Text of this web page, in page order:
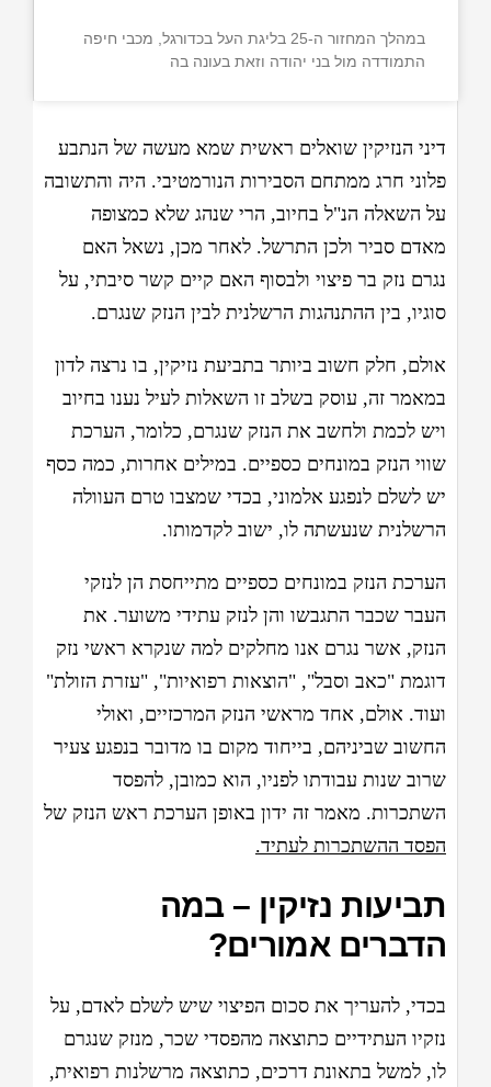
דיני הנזיקין שואלים ראשית שמא מעשה של הנתבע
פלוני חרג ממתחם הסבירות הנורמטיבי. היה והתשובה
על השאלה הנ"ל בחיוב, הרי שנהג שלא כמצופה
מאדם סביר ולכן התרשל. לאחר מכן, נשאל האם
נגרם נזק בר פיצוי ולבסוף האם קיים קשר סיבתי, על
סוגיו, בין ההתנהגות הרשלנית לבין הנזק שנגרם.
אולם, חלק חשוב ביותר בתביעת נזיקין, בו נרצה לדון
במאמר זה, עוסק בשלב זו השאלות לעיל נענו בחיוב
ויש לכמת ולחשב את הנזק שנגרם, כלומר, הערכת
שווי הנזק במונחים כספיים. במילים אחרות, כמה כסף
יש לשלם לנפגע אלמוני, בכדי שמצבו טרם העוולה
הרשלנית שנעשתה לו, ישוב לקדמותו.
הערכת הנזק במונחים כספיים מתייחסת הן לנזקי
העבר שכבר התגבשו והן לנזק עתידי משוער. את
הנזק, אשר נגרם אנו מחלקים למה שנקרא ראשי נזק
דוגמת "כאב וסבל", "הוצאות רפואיות", "עזרת הזולת"
ועוד. אולם, אחד מראשי הנזק המרכזיים, ואולי
החשוב שביניהם, בייחוד מקום בו מדובר בנפגע צעיר
שרוב שנות עבודתו לפניו, הוא כמובן, להפסד
השתכרות. מאמר זה ידון באופן הערכת ראש הנזק של
הפסד ההשתכרות לעתיד.
תביעות נזיקין – במה
הדברים אמורים?
בכדי, להעריך את סכום הפיצוי שיש לשלם לאדם, על
נזקיו העתידיים כתוצאה מהפסדי שכר, מנזק שנגרם
לו, למשל בתאונת דרכים, כתוצאה מרשלנות רפואית,
במהלך המחזור ה-25 בליגת העל בכדורגל, מכבי חיפה
התמודדה מול בני יהודה וזאת בעונה בה